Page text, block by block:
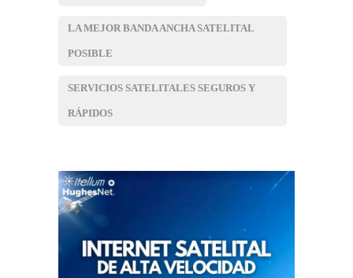
LA MEJOR BANDA ANCHA SATELITAL
POSIBLE
SERVICIOS SATELITALES SEGUROS Y
RÁPIDOS